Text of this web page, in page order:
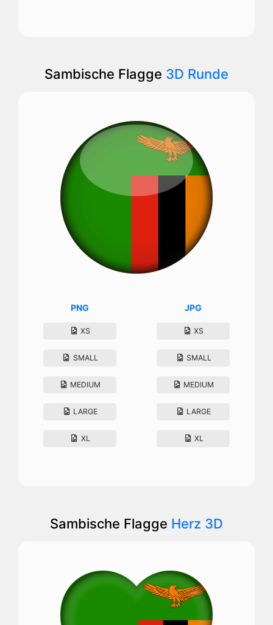
Sambische Flagge 3D Runde
PNG
XS
SMALL
MEDIUM
LARGE
XL
JPG
XS
SMALL
MEDIUM
LARGE
XL
Sambische Flagge Herz 3D